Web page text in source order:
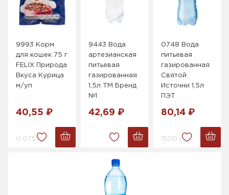
9993 Корм
для кошек 75 г
FELIX Природа
Вкуса Курица
м/уп
40,55 ₽
0.075 г.
9443 Вода
артезианская
питьевая
газированная
1,5л ТМ Бренд
№1
42,69 ₽
0748 Вода
питьевая
газированная
Святой
Источни 1,5л
ПЭТ
80,14 ₽
1500 г.